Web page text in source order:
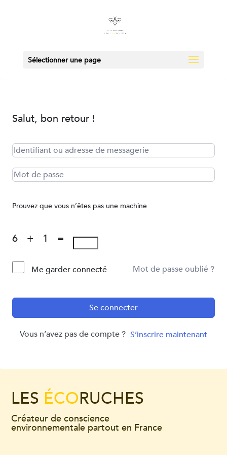
Sélectionner une page
Salut, bon retour !
Prouvez que vous n’êtes pas une machine
6 + 1 =
Me garder connecté Mot de passe oublié ?
Se connecter
Vous n’avez pas de compte ? S’inscrire maintenant
LES ÉCORUCHES
Créateur de conscience
environnementale partout en France